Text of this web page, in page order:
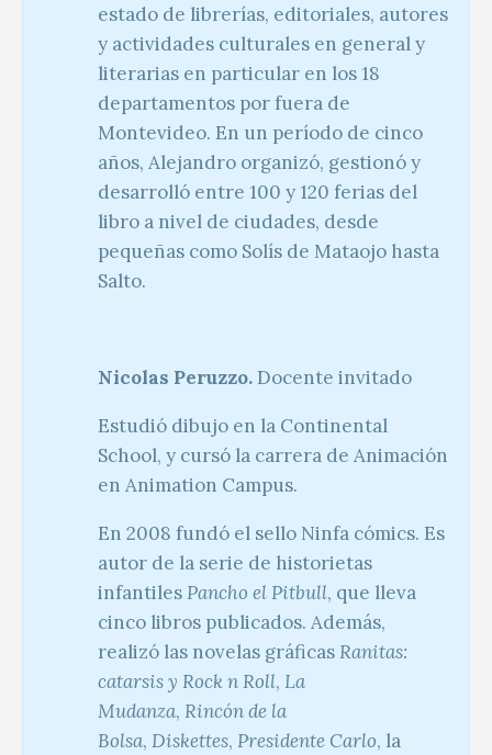
estado de librerías, editoriales, autores
y actividades culturales en general y
literarias en particular en los 18
departamentos por fuera de
Montevideo. En un período de cinco
años, Alejandro organizó, gestionó y
desarrolló entre 100 y 120 ferias del
libro a nivel de ciudades, desde
pequeñas como Solís de Mataojo hasta
Salto.
Nicolas Peruzzo. Docente invitado
Estudió dibujo en la Continental
School, y cursó la carrera de Animación
en Animation Campus.
En 2008 fundó el sello Ninfa cómics. Es
autor de la serie de historietas
infantiles Pancho el Pitbull, que lleva
cinco libros publicados. Además,
realizó las novelas gráficas Ranitas:
catarsis y Rock n Roll, La
Mudanza, Rincón de la
Bolsa, Diskettes, Presidente Carlo, la